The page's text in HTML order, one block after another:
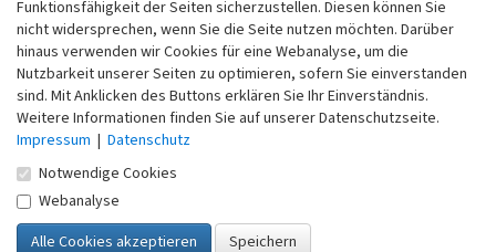
Neukieritzsch
Fachsicht(en)
Denkmalpflege
Erfassungsmaßstab
i.d.R. 1:5.000 (größer als 1:20.000)
Erfassungsmethode
Übernahme aus externer Fachdatenbank
Funktionsfähigkeit der Seiten sicherzustellen. Diesen können Sie
nicht widersprechen, wenn Sie die Seite nutzen möchten. Darüber
hinaus verwenden wir Cookies für eine Webanalyse, um die
Nutzbarkeit unserer Seiten zu optimieren, sofern Sie einverstanden
sind. Mit Anklicken des Buttons erklären Sie Ihr Einverständnis.
Weitere Informationen finden Sie auf unserer Datenschutzseite.
Impressum | Datenschutz
Notwendige Cookies
Webanalyse